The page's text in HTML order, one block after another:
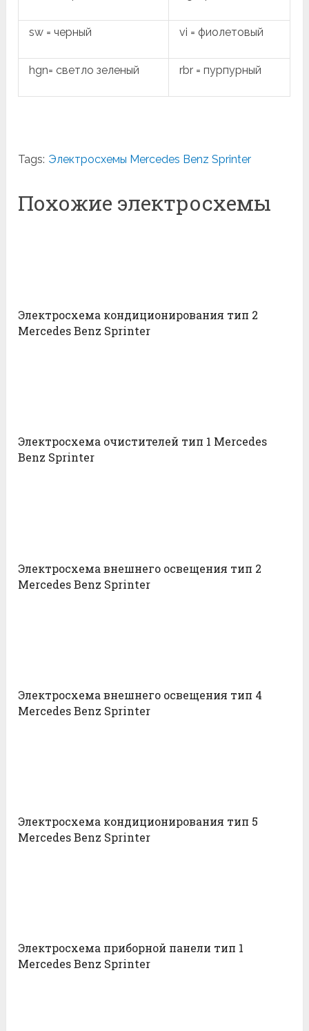
sw = черный vi = фиолетовый
hgn= светло зеленый rbr = пурпурный
Tags: Электросхемы Mercedes Benz Sprinter
Похожие электросхемы
Электросхема кондиционирования тип 2
Mercedes Benz Sprinter
Электросхема очистителей тип 1 Mercedes
Benz Sprinter
Электросхема внешнего освещения тип 2
Mercedes Benz Sprinter
Электросхема внешнего освещения тип 4
Mercedes Benz Sprinter
Электросхема кондиционирования тип 5
Mercedes Benz Sprinter
Электросхема приборной панели тип 1
Mercedes Benz Sprinter